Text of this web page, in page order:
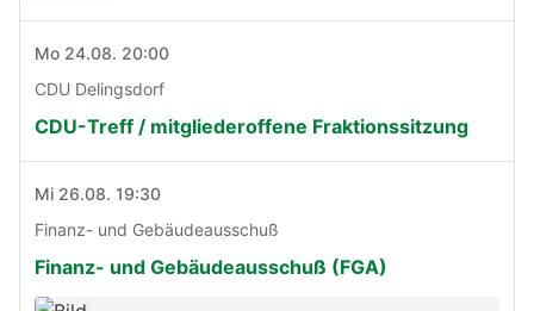
Mo 24.08. 20:00
CDU Delingsdorf
CDU-Treff / mitgliederoffene Fraktionssitzung
Mi 26.08. 19:30
Finanz- und Gebäudeausschuß
Finanz- und Gebäudeausschuß (FGA)